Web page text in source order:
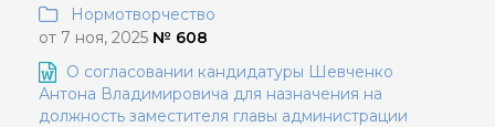
Нормотворчество
от 7 ноя, 2025 № 608
О согласовании кандидатуры Шевченко
Антона Владимировича для назначения на
должность заместителя главы администрации